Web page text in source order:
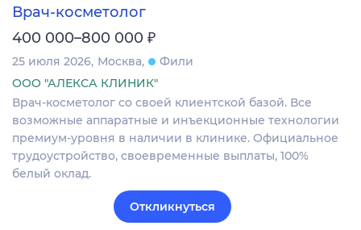
Врач-косметолог
400 000–800 000 ₽
25 июля 2026 Москва
Фили
ООО "АЛЕКСА КЛИНИК"
Врач-косметолог со своей клиентской базой. Все
возможные аппаратные и инъекционные технологии
премиум-уровня в наличии в клинике. Официальное
трудоустройство, своевременные выплаты, 100%
белый оклад.
Откликнуться